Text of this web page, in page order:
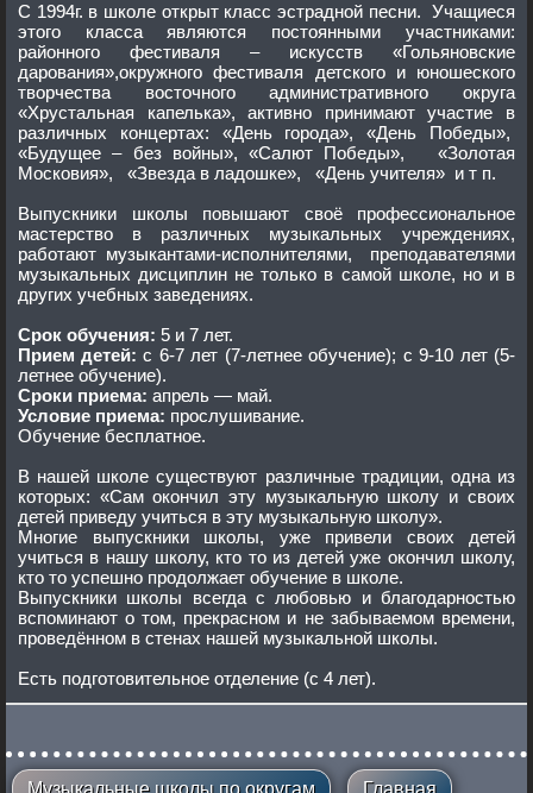
С 1994г. в школе открыт класс эстрадной песни. Учащиеся
этого класса являются постоянными участниками:
районного фестиваля – искусств «Гольяновские
дарования»,окружного фестиваля детского и юношеского
творчества восточного административного округа
«Хрустальная капелька», активно принимают участие в
различных концертах: «День города», «День Победы»,
«Будущее – без войны», «Салют Победы», «Золотая
Московия», «Звезда в ладошке», «День учителя» и т п.
Выпускники школы повышают своё профессиональное
мастерство в различных музыкальных учреждениях,
работают музыкантами-исполнителями, преподавателями
музыкальных дисциплин не только в самой школе, но и в
других учебных заведениях.
Срок обучения: 5 и 7 лет.
Прием детей: с 6-7 лет (7-летнее обучение); с 9-10 лет (5-
летнее обучение).
Сроки приема: апрель — май.
Условие приема: прослушивание.
Обучение бесплатное.
В нашей школе существуют различные традиции, одна из
которых: «Сам окончил эту музыкальную школу и своих
детей приведу учиться в эту музыкальную школу».
Многие выпускники школы, уже привели своих детей
учиться в нашу школу, кто то из детей уже окончил школу,
кто то успешно продолжает обучение в школе.
Выпускники школы всегда с любовью и благодарностью
вспоминают о том, прекрасном и не забываемом времени,
проведённом в стенах нашей музыкальной школы.
Есть подготовительное отделение (с 4 лет).